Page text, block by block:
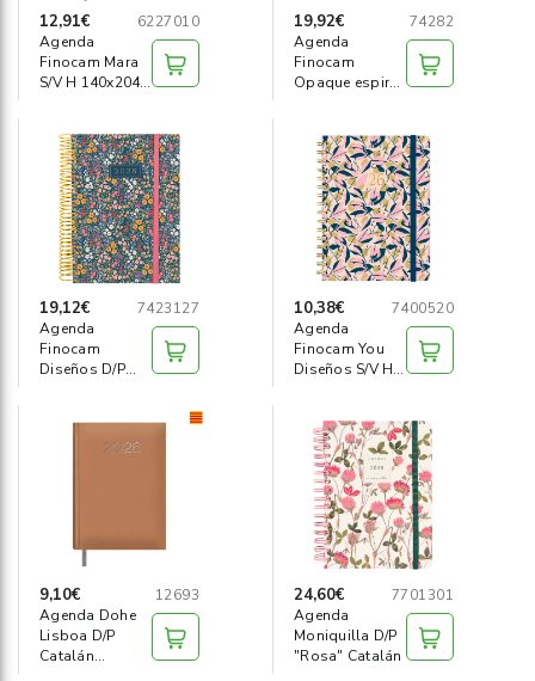
12,91€
6227010
Agenda
Finocam Mara
S/V H 140x204
19,92€
74282
Agenda
Finocam
Opaque espiral
19,12€
7423127
Agenda
Finocam
Diseños D/P
10,38€
7400520
Agenda
Finocam You
Diseños S/V H
9,10€
12693
Agenda Dohe
Lisboa D/P
Catalán
24,60€
7701301
Agenda
Moniquilla D/P
"Rosa" Catalán